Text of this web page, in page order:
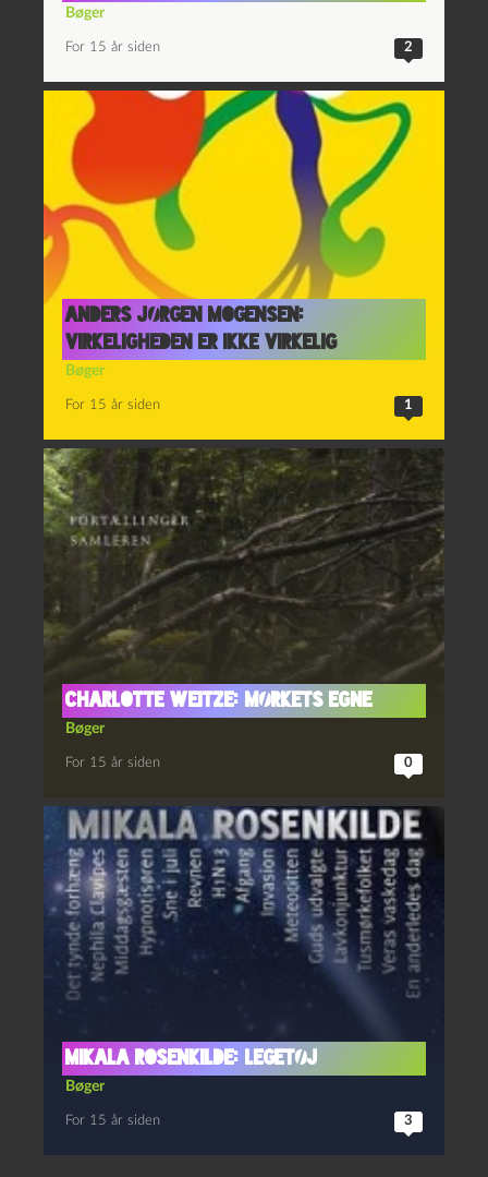
Bøger
For 15 år siden 2
Anders Jørgen Mogensen:
Virkeligheden er ikke virkelig
Bøger
For 15 år siden 1
Charlotte Weitze: Mørkets Egne
Bøger
For 15 år siden 0
Mikala Rosenkilde: Legetøj
Bøger
For 15 år siden 3